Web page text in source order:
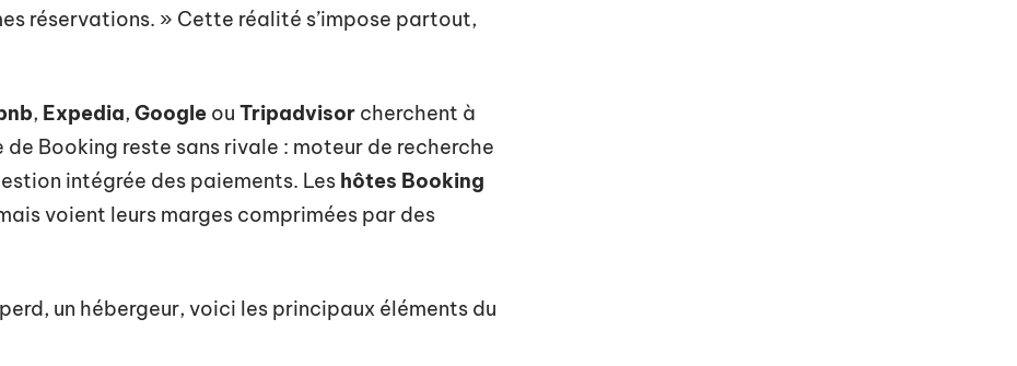
réservations. » Cette réalité s’impose partout,
, Expedia, Google ou Tripadvisor cherchent à
Booking reste sans rivale : moteur de recherche
intégrée des paiements. Les hôtes Booking
voient leurs marges comprimées par des
un hébergeur, voici les principaux éléments du